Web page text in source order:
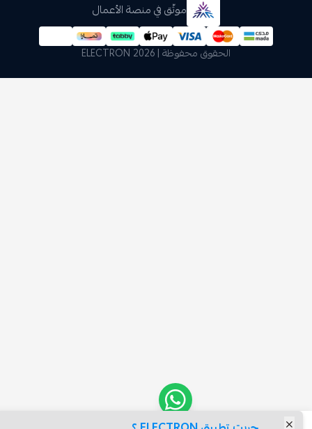
موثّق في منصة الأعمال
الحقوق محفوظة | 2026 ELECTRON